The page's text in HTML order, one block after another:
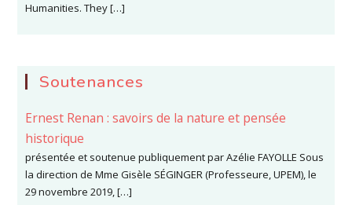
Humanities. They […]
Soutenances
Ernest Renan : savoirs de la nature et pensée
historique
présentée et soutenue publiquement par Azélie FAYOLLE Sous
la direction de Mme Gisèle SÉGINGER (Professeure, UPEM), le
29 novembre 2019, […]